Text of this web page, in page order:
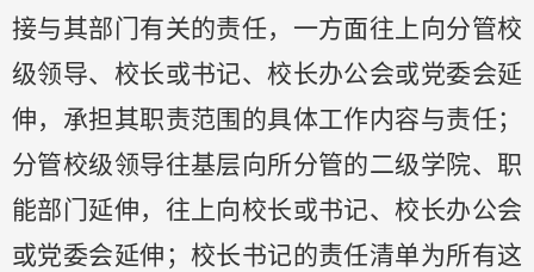
接与其部门有关的责任，一方面往上向分管校
级领导、校长或书记、校长办公会或党委会延
伸，承担其职责范围的具体工作内容与责任；
分管校级领导往基层向所分管的二级学院、职
能部门延伸，往上向校长或书记、校长办公会
或党委会延伸；校长书记的责任清单为所有这